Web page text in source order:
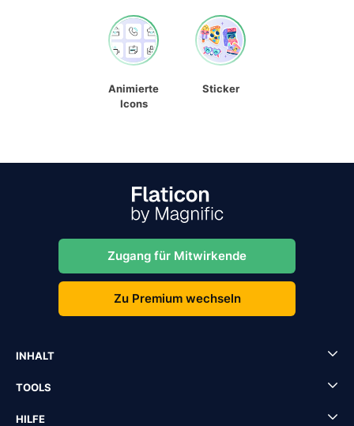
Animierte
Icons
Sticker
Zugang für Mitwirkende
Zu Premium wechseln
INHALT
TOOLS
HILFE